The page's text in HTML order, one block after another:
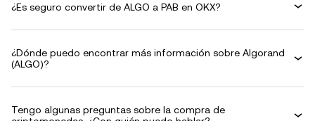
¿Es seguro convertir de ALGO a PAB en OKX?
¿Dónde puedo encontrar más información sobre Algorand
(ALGO)?
Tengo algunas preguntas sobre la compra de